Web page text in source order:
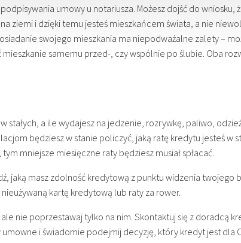
umowy u notariusza. Możesz dojść do
ziemi i dzięki temu jesteś mieszkańcem świata, a nie
swojego mieszkania ma niepodważalne zalety –
samemu przed-, czy wspólnie po ślubie. Oba
stałych, a ile wydajesz na jedzenie, rozrywkę, paliwo,
będziesz w stanie policzyć, jaką ratę kredytu jesteś w
mniejsze miesięczne raty będziesz musiał spłacać.
jaką masz zdolność kredytową z punktu widzenia
kartę kredytową lub raty za rower.
nie poprzestawaj tylko na nim. Skontaktuj się z doradcą
umowne i świadomie podejmij decyzję, który kredyt jest dla